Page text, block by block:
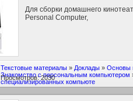
Для сборки домашнего
Personal Computer,
Текстовые материалы » Доклады » Основы
Знакомство с персональным компьютером
специализированных компьюте
Просмотров: 2030